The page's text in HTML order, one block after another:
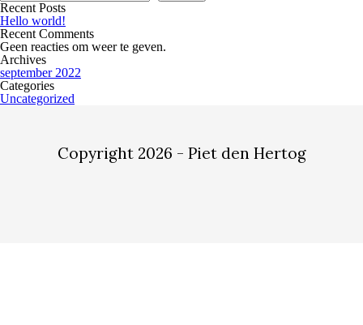
Recent Posts
Hello world!
Recent Comments
Geen reacties om weer te geven.
Archives
september 2022
Categories
Uncategorized
Copyright 2026 - Piet den Hertog